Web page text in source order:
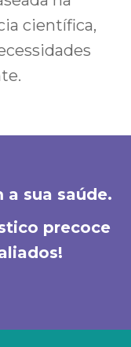
científica,
sua saúde.
precoce